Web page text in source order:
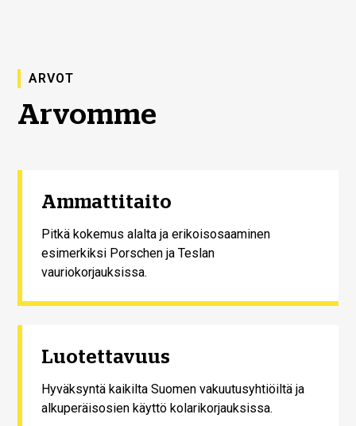
ARVOT
Arvomme
Ammattitaito
Pitkä kokemus alalta ja erikoisosaaminen
esimerkiksi Porschen ja Teslan
vauriokorjauksissa.
Luotettavuus
Hyväksyntä kaikilta Suomen vakuutusyhtiöiltä ja
alkuperäisosien käyttö kolarikorjauksissa.